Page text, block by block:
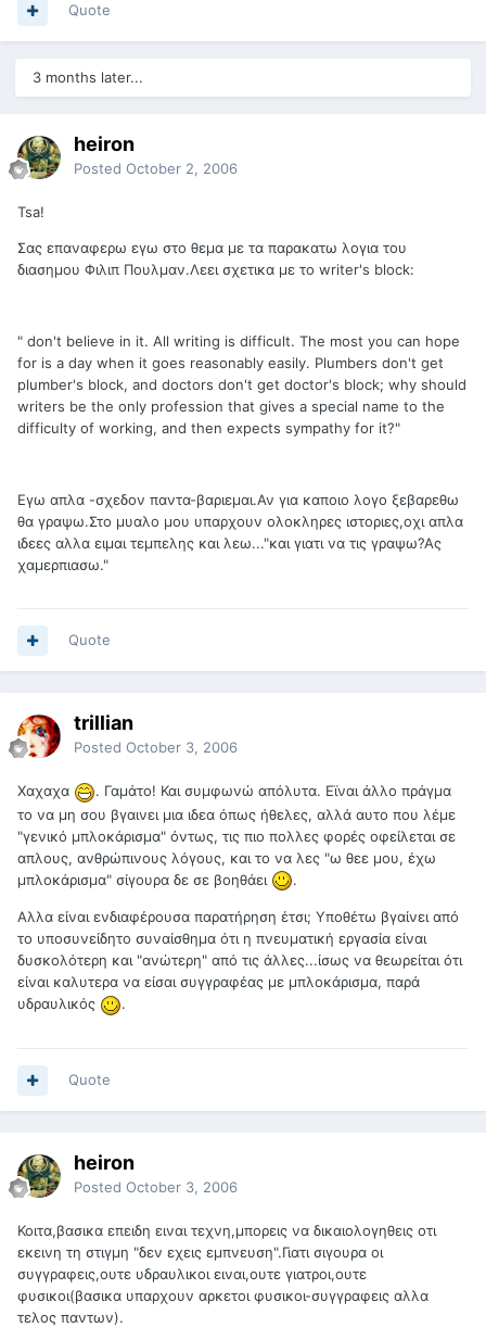
Quote
3 months later...
heiron
Posted October 2, 2006
Tsa!
Σας επαναφερω εγω στο θεμα με τα παρακατω λογια του
διασημου Φιλιπ Πουλμαν.Λεει σχετικα με το writer's block:
" don't believe in it. All writing is difficult. The most you can hope
for is a day when it goes reasonably easily. Plumbers don't get
plumber's block, and doctors don't get doctor's block; why should
writers be the only profession that gives a special name to the
difficulty of working, and then expects sympathy for it?"
Εγω απλα -σχεδον παντα-βαριεμαι.Αν για καποιο λογο ξεβαρεθω
θα γραψω.Στο μυαλο μου υπαρχουν ολοκληρες ιστοριες,οχι απλα
ιδεες αλλα ειμαι τεμπελης και λεω..."και γιατι να τις γραψω?Ας
χαμερπιασω."
Quote
trillian
Posted October 3, 2006
Χαχαχα
. Γαμάτο! Και συμφωνώ απόλυτα. Εϊναι άλλο πράγμα
το να μη σου βγαινει μια ιδεα όπως ήθελες, αλλά αυτο που λέμε
"γενικό μπλοκάρισμα" όντως, τις πιο πολλες φορές οφείλεται σε
απλους, ανθρώπινους λόγους, και το να λες "ω θεε μου, έχω
μπλοκάρισμα" σίγουρα δε σε βοηθάει
.
Αλλα είναι ενδιαφέρουσα παρατήρηση έτσι; Υποθέτω βγαίνει από
το υποσυνείδητο συναίσθημα ότι η πνευματική εργασία είναι
δυσκολότερη και "ανώτερη" από τις άλλες...ίσως να θεωρείται ότι
είναι καλυτερα να είσαι συγγραφέας με μπλοκάρισμα, παρά
υδραυλικός
.
Quote
heiron
Posted October 3, 2006
Κοιτα,βασικα επειδη ειναι τεχνη,μπορεις να δικαιολογηθεις οτι
εκεινη τη στιγμη "δεν εχεις εμπνευση".Γιατι σιγουρα οι
συγγραφεις,ουτε υδραυλικοι ειναι,ουτε γιατροι,ουτε
φυσικοι(βασικα υπαρχουν αρκετοι φυσικοι-συγγραφεις αλλα
τελος παντων).